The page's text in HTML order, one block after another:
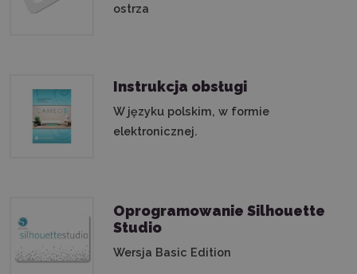
ostrza
Instrukcja obsługi
W języku polskim, w formie
elektronicznej.
Oprogramowanie Silhouette
Studio
Wersja Basic Edition